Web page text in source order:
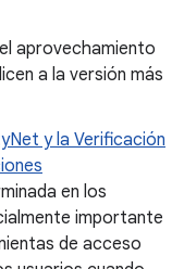
aprovechamiento
a la versión más
y la Verificación
en los
importante
de acceso